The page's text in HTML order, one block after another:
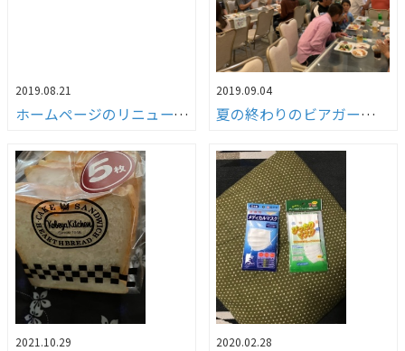
2019.08.21
ホームページのリニューアルについて
2019.09.04
夏の終わりのビアガーデン（笑）
2021.10.29 2020.02.28